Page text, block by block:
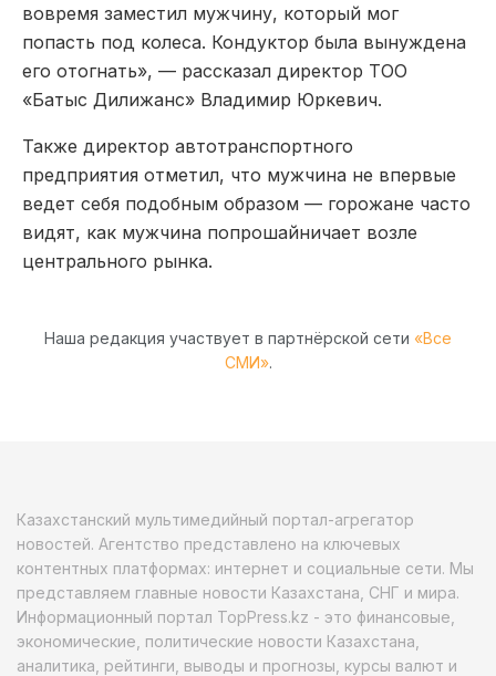
вовремя заместил мужчину, который мог
попасть под колеса. Кондуктор была вынуждена
его отогнать», — рассказал директор ТОО
«Батыс Дилижанс» Владимир Юркевич.
Также директор автотранспортного
предприятия отметил, что мужчина не впервые
ведет себя подобным образом — горожане часто
видят, как мужчина попрошайничает возле
центрального рынка.
Наша редакция участвует в партнёрской сети «Все
СМИ».
Казахстанский мультимедийный портал-агрегатор
новостей. Агентство представлено на ключевых
контентных платформах: интернет и социальные сети. Мы
представляем главные новости Казахстана, СНГ и мира.
Информационный портал TopPress.kz - это финансовые,
экономические, политические новости Казахстана,
аналитика, рейтинги, выводы и прогнозы, курсы валют и